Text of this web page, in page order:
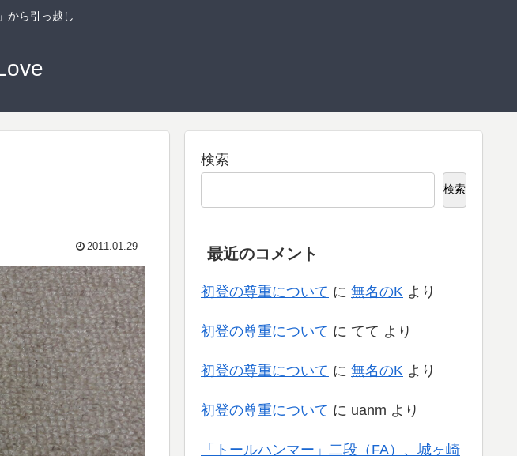
から引っ越し
2011.01.29
検索
検索
最近のコメント
初登の尊重について に 無名のK より
初登の尊重について に てて より
初登の尊重について に 無名のK より
初登の尊重について に uanm より
「トールハンマー」二段（FA）、城ヶ崎